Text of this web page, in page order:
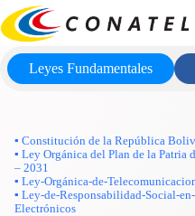
Saltar
al
contenido
Leyes Fundamentales
▪ Constitución de la República
▪ Ley Orgánica del Plan de la Patria
– 2031
▪ Ley-Orgánica-de-
▪ Ley-de-Responsabilidad-Social-
Electrónicos